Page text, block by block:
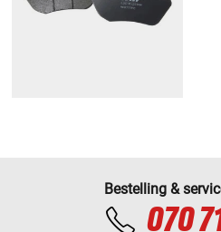
Bestelling &
070